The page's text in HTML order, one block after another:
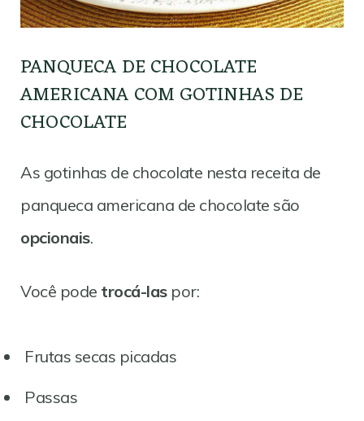
PANQUECA DE CHOCOLATE
AMERICANA COM GOTINHAS DE
CHOCOLATE
As gotinhas de chocolate nesta receita de
panqueca americana de chocolate são
opcionais.
Você pode trocá-laspor:
Frutas secas picadas
Passas